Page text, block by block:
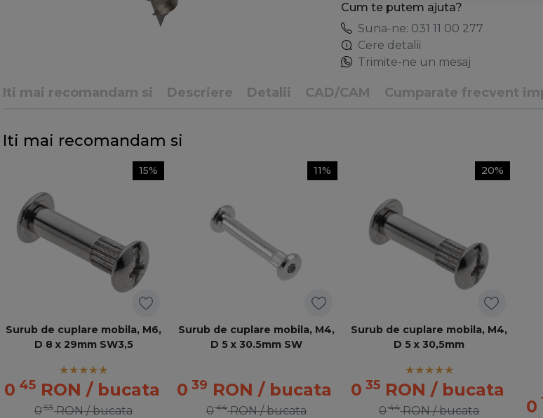
Cum te putem ajuta?
Suna-ne: 031 11 00 277
Cere detalii
Trimite-ne un mesaj
Iti mai recomandam si Descriere Detalii CAD/CAM Cumparate frecvent
Iti mai recomandam si
15%
Surub de cuplare mobila, M6,
D 8 x 29mm SW3,5
0 45 RON / bucata
053 RON / bucata
11%
Surub de cuplare mobila, M4,
D 5 x 30.5mm SW
0 39 RON / bucata
044 RON / bucata
20%
Surub de cuplare mobila, M4,
D 5 x 30,5mm
0 35 RON / bucata
044 RON / bucata 0